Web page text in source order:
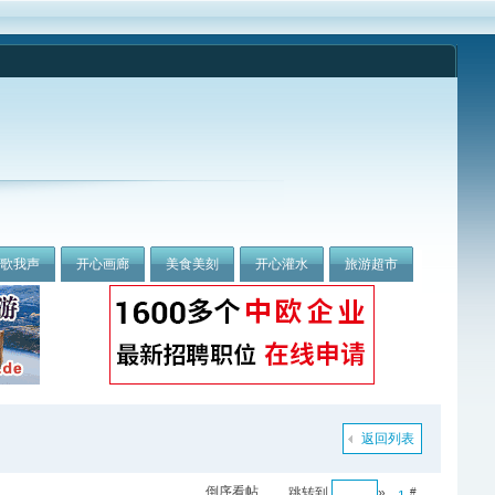
我声 开心画廊 美食美刻 开心灌水 旅游超市
返回列表
#
倒序看帖